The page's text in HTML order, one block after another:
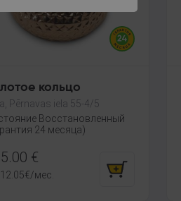
кольцо
Pērnavas iela 55-4/5
Восстановленный
24 месяца)
€
12.05€/мес.